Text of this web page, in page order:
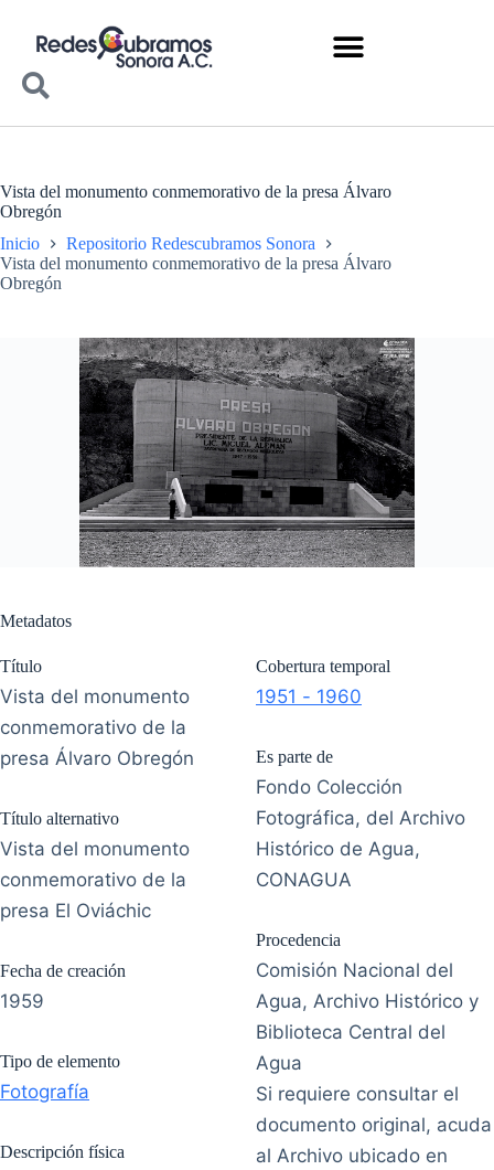
Vista del monumento conmemorativo de la presa Álvaro
Obregón
Inicio
Repositorio Redescubramos Sonora
Vista del monumento conmemorativo de la presa Álvaro
Obregón
Metadatos
Título
Vista del monumento
conmemorativo de la
presa Álvaro Obregón
Título alternativo
Vista del monumento
conmemorativo de la
presa El Oviáchic
Fecha de creación
1959
Tipo de elemento
Fotografía
Descripción física
Cobertura temporal
1951 - 1960
Es parte de
Fondo Colección
Fotográfica, del Archivo
Histórico de Agua,
CONAGUA
Procedencia
Comisión Nacional del
Agua, Archivo Histórico y
Biblioteca Central del
Agua
Si requiere consultar el
documento original, acuda
al Archivo ubicado en